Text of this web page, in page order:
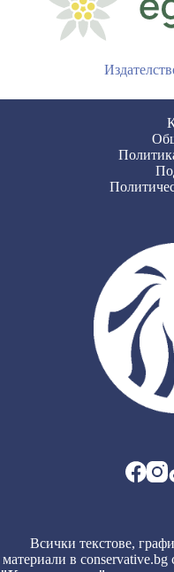
Всички текстове,
материали в conservative.bg